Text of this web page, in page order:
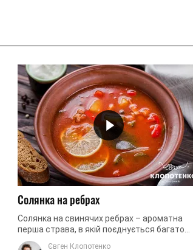
Солянка на ребрах
Солянка на свинячих ребрах – ароматна
перша страва, в якій поєднується багато
пряних та пікантних смаків. Саме таке м'ясо
Євген Клопотенко